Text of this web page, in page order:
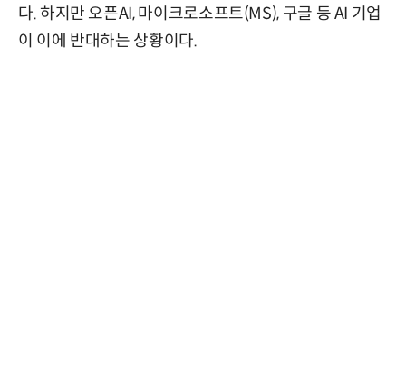
다. 하지만 오픈AI, 마이크로소프트(MS), 구글 등 AI 기업
이 이에 반대하는 상황이다.